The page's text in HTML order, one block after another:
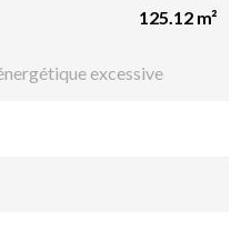
125.12 m²
excessive